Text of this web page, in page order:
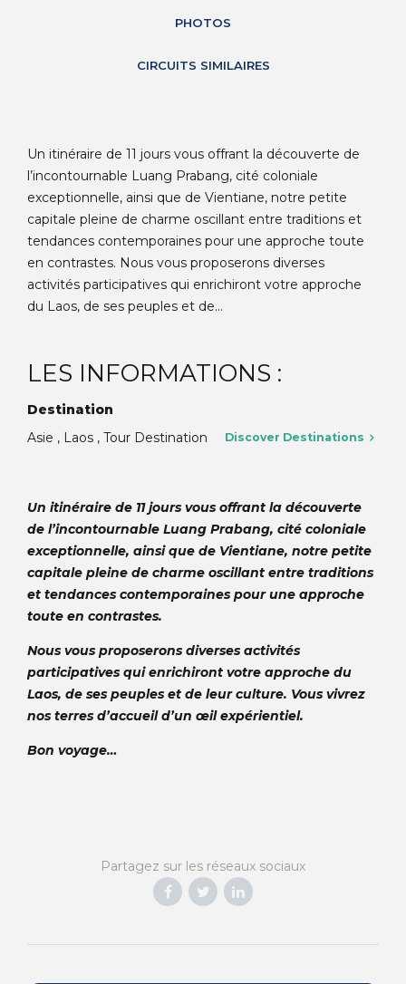
PHOTOS
CIRCUITS SIMILAIRES
Un itinéraire de 11 jours vous offrant la découverte de
l’incontournable Luang Prabang, cité coloniale
exceptionnelle, ainsi que de Vientiane, notre petite
capitale pleine de charme oscillant entre traditions et
tendances contemporaines pour une approche toute
en contrastes. Nous vous proposerons diverses
activités participatives qui enrichiront votre approche
du Laos, de ses peuples et de...
LES INFORMATIONS :
Destination
Asie , Laos , Tour Destination
Discover Destinations
Un itinéraire de 11 jours vous offrant la découverte
de l’incontournable Luang Prabang, cité coloniale
exceptionnelle, ainsi que de Vientiane, notre petite
capitale pleine de charme oscillant entre traditions
et tendances contemporaines pour une approche
toute en contrastes.
Nous vous proposerons diverses activités
participatives qui enrichiront votre approche du
Laos, de ses peuples et de leur culture. Vous vivrez
nos terres d’accueil d’un œil expérientiel.
Bon voyage…
Partagez sur les réseaux sociaux